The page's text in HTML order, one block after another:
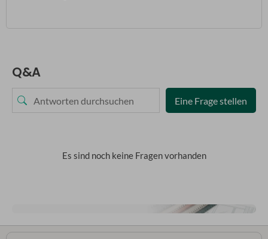
Q&A
Eine Frage stellen
Es sind noch keine Fragen vorhanden